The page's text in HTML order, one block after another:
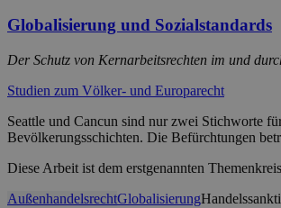
Globalisierung und Sozialstandards
Der Schutz von Kernarbeitsrechten im und
Studien zum Völker- und Europarecht
Seattle und Cancun sind nur zwei Stichworte
Bevölkerungsschichten. Die Befürchtungen
Diese Arbeit ist dem erstgenannten
AußenhandelsrechtGlobalisierung